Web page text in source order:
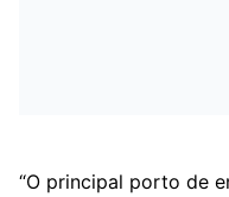
“O principal porto de